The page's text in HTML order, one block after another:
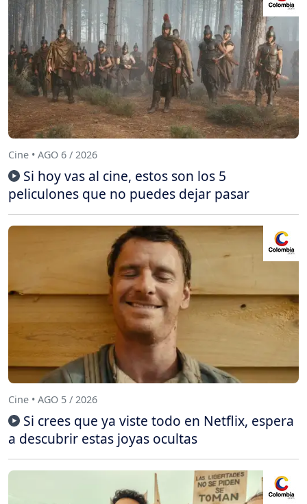
Cine • AGO 6 / 2026
Si hoy vas al cine, estos son los 5
peliculones que no puedes dejar pasar
Cine • AGO 5 / 2026
Si crees que ya viste todo en Netflix, espera
a descubrir estas joyas ocultas